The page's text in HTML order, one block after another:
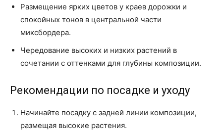
Размещение ярких цветов у краев дорожки и
спокойных тонов в центральной части
миксбордера.
Чередование высоких и низких растений в
сочетании с оттенками для глубины композиции.
Рекомендации по посадке и уходу
Начинайте посадку с задней линии композиции,
размещая высокие растения.